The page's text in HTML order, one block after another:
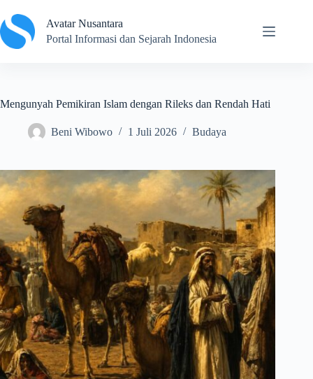
to
content
Avatar Nusantara
Portal Informasi dan Sejarah Indonesia
Mengunyah Pemikiran Islam dengan Rileks dan Rendah Hati
Beni Wibowo 1 Juli 2026 Budaya